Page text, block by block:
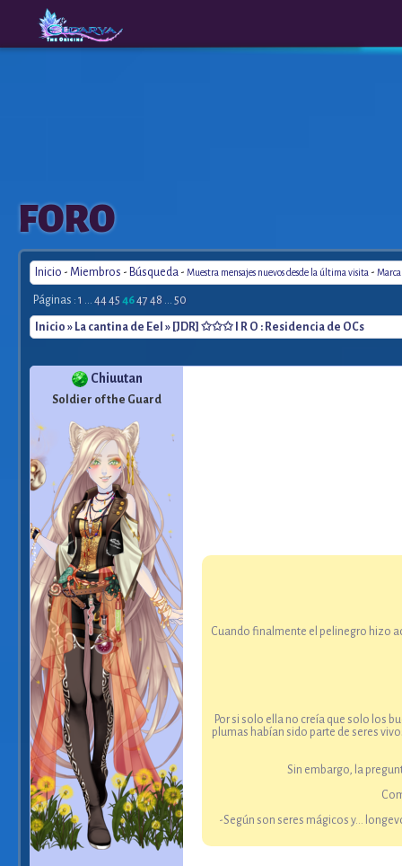
The
Origins
FORO
Inicio - Miembros - Búsqueda - Muestra mensajes nuevos desde la última visita - Marca
Páginas : 1 ... 4445 4647 48 ... 50
Inicio » La cantina de Eel » [JDR] ✩✩✩ I R O : Residencia de OCs
Chiuutan
Soldier of the Guard
Cuando finalmente el pelinegro hizo
Por si solo ella no creía que solo los
plumas habían sido parte de seres
Sin embargo, la
-Según son seres mágicos y...